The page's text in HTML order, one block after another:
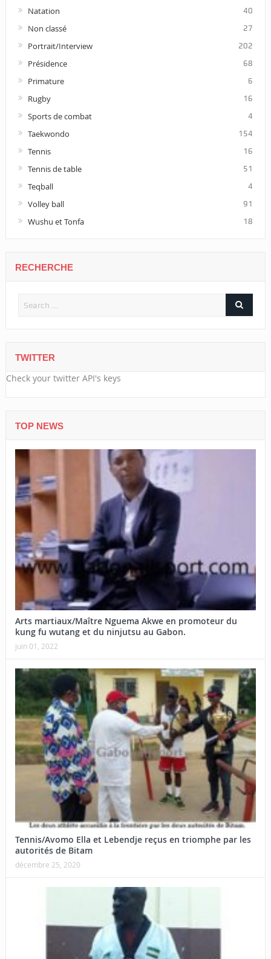
Natation 40
Non classé 27
Portrait/Interview 202
Présidence 68
Primature 6
Rugby 16
Sports de combat 4
Taekwondo 154
Tennis 16
Tennis de table 51
Teqball 4
Volley ball 91
Wushu et Tonfa 18
RECHERCHE
TWITTER
Check your twitter API's keys
TOP NEWS
Arts martiaux/Maître Nguema Akwe en promoteur du
kung fu wutang et du ninjutsu au Gabon.
juin 01, 2022
Tennis/Avomo Ella et Lebendje reçus en triomphe par les
autorités de Bitam
décembre 25, 2020